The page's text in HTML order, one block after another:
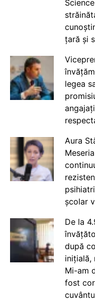
țară și
legea
Aura
școlar
De la
după
inițială,
Mi-am
fost